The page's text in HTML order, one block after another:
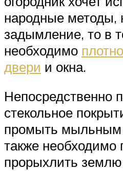
народные методы,
задымление, то в
необходимо
двери и окна.
Непосредственно
стекольное
промыть мыльным
также необходимо
прорыхлить